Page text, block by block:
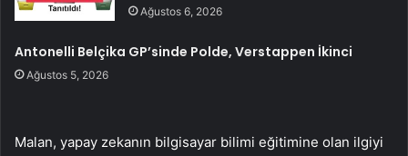
Ağustos 6, 2026
Antonelli Belçika GP’sinde Polde, Verstappen İkinci
Ağustos 5, 2026
Malan, yapay zekanın bilgisayar bilimi eğitimine olan ilgiyi